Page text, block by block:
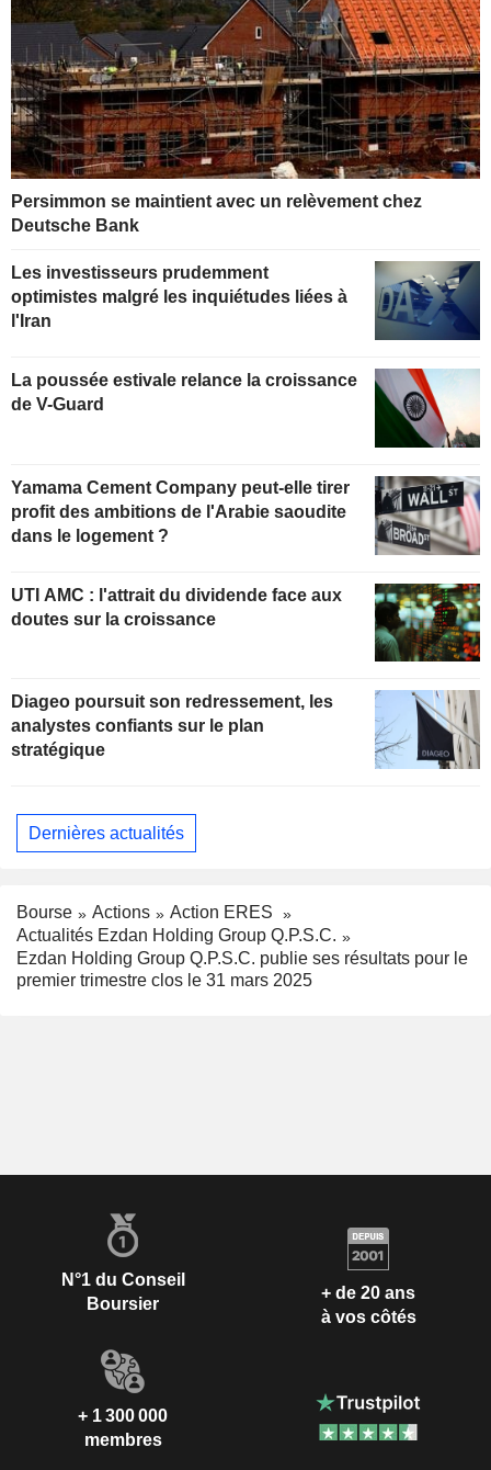
Persimmon se maintient avec un relèvement chez
Deutsche Bank
Les investisseurs prudemment
optimistes malgré les inquiétudes liées à
l'Iran
La poussée estivale relance la croissance
de V-Guard
Yamama Cement Company peut-elle tirer
profit des ambitions de l'Arabie saoudite
dans le logement ?
UTI AMC : l'attrait du dividende face aux
doutes sur la croissance
Diageo poursuit son redressement, les
analystes confiants sur le plan
stratégique
Dernières actualités
Bourse Actions
Action ERES
Actualités Ezdan Holding Group Q.P.S.C.
Ezdan Holding Group Q.P.S.C. publie ses résultats pour le
premier trimestre clos le 31 mars 2025
N°1 du Conseil
Boursier
+ de 20 ans
à vos côtés
+ 1 300 000
membres